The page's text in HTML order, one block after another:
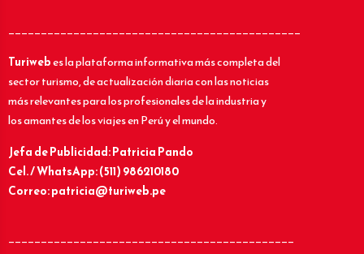
_____________________________________________
Turiwebes la plataforma informativa más completa del
sector turismo, de actualización diaria con las noticias
más relevantes para los profesionales de la industria y
los amantes de los viajes en Perú y el mundo.
Jefa de Publicidad: Patricia Pando
Cel. / WhatsApp: (511) 986210180
Correo: patricia@turiweb.pe
____________________________________________